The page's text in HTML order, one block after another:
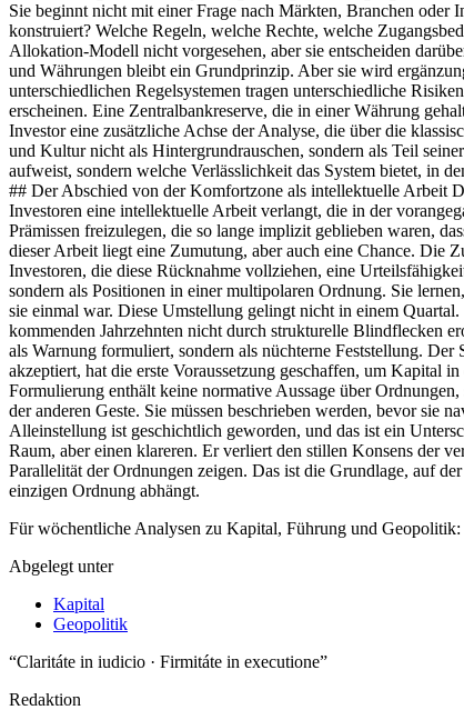
Für wöchentliche Analysen zu Kapital, Führung und Geopolitik:
Abgelegt unter
Kapital
Geopolitik
“Claritáte in iudicio · Firmitáte in executione”
Redaktion